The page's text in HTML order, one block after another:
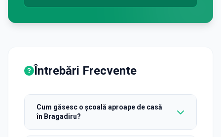
Întrebări Frecvente
Cum găsesc o școală aproape de casă
în Bragadiru?